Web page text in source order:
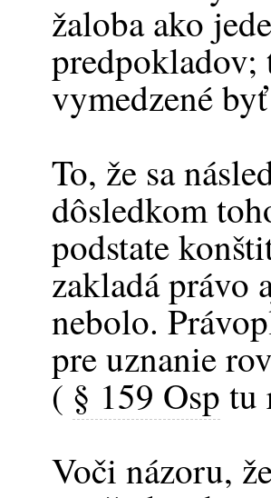
žaloba ako
predpokladov;
vymedzené
To, že sa
dôsledkom
podstate
zakladá právo
nebolo.
pre uznanie
( § 159 Osp tu
Voči názoru,